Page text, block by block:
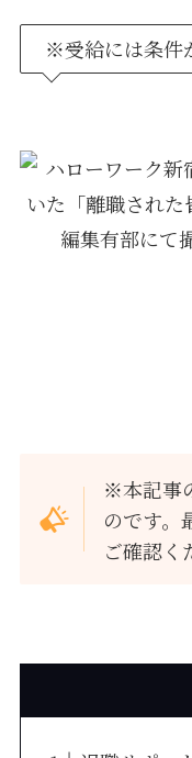
※受給には条件
※本記事
のです。
ご確認く